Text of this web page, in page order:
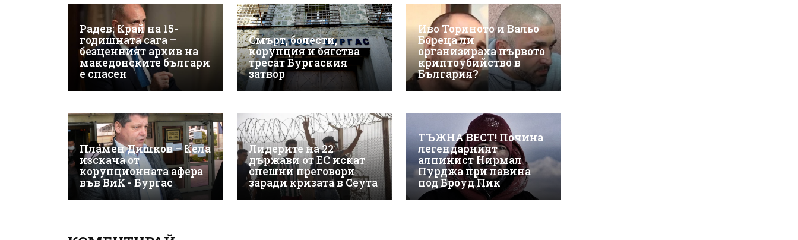
Радев: Край на 15-
годишната сага –
безценният архив на
македонските българи
е спасен
Смърт, болести,
корупция и бягства
тресат Бургаския
затвор
Иво Ториното и Вальо
Бореца ли
организираха първото
криптоубийство в
България?
Пламен Дишков – Кела
изскача от
корупционната афера
във ВиК - Бургас
Лидерите на 22
държави от ЕС искат
спешни преговори
заради кризата в Сеута
ТЪЖНА ВЕСТ! Почина
легендарният
алпинист Нирмал
Пурджа при лавина
под Броуд Пик